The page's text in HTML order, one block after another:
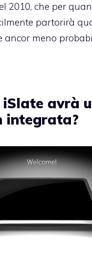
2010, che per
partorirà
ancor meno
iSlate avrà
integrata?